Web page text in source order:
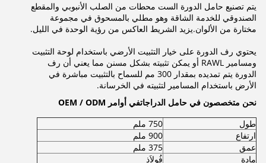
يتم تصنيع حامل الدورة الست محطات من الصلب الأنبوبي والمقطع
الصندوقي للخدمة الشاقة وهو مطلي بالمسحوق في مجموعة
مختارة من الألوان.يزيد الشريط العاكس من رؤية الوحدة في الليل.
يحتوي رف الدورة على خيار التثبيت الأرضي باستخدام لوحة التثبيت
ومسامير RAWL أو يمكن تثبيته بشكل مسنن مما يعني أن رف
الدورة يتم تمديده بمقدار 300 مم للسماح بالتثبيت مباشرة في
الأرض باستخدام المسامير لتثبيته في الخرسانة.
نحن متخصصون في حامل الدراجاتفي أوامر OEM / ODM
طول
750 ملم
ارتفاع
900 ملم
عمق
375 ملم
مادة
فُولاَذ